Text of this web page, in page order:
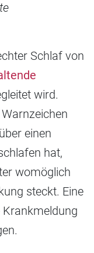
Schlaf von
wird.
einen
hat,
womöglich
steckt. Eine
Krankmeldung